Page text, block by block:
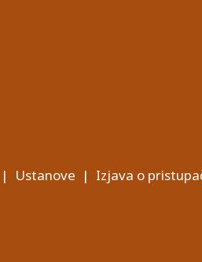
| Ustanove | Izjava o